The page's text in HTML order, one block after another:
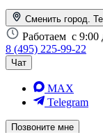
Сменить город.
Работаем с 9:00
8 (495) 225-99-22
Чат
MAX
Telegram
Позвоните мне